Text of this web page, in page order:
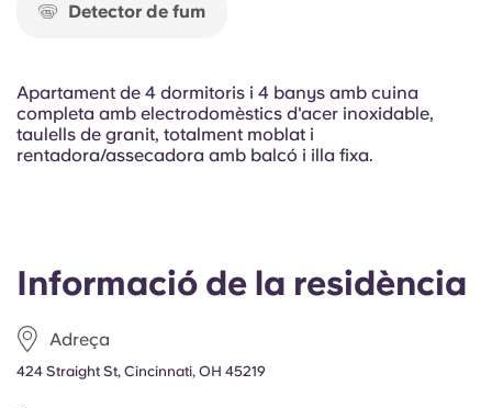
Informació de la residència
Adreça
424 Straight St, Cincinnati, OH 45219
Detector de fum
Apartament de 4 dormitoris i 4 banys amb cuina
completa amb electrodomèstics d'acer inoxidable,
taulells de granit, totalment moblat i
rentadora/assecadora amb balcó i illa fixa.